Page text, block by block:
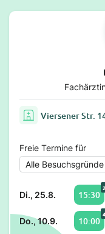
Viersener Str.
Freie Termine für
Di., 25.8. 15:30
2
Do., 10.9. 10:00
4